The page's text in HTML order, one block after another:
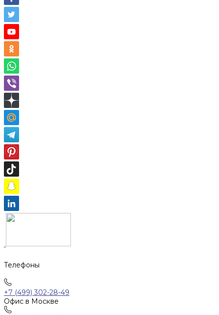
Телефоны
+7 (499) 302-28-49
Офис в Москве